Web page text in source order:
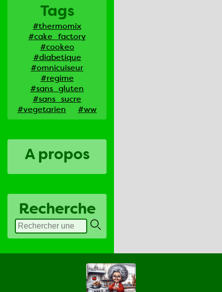
Tags
#thermomix
#cake_factory
#cookeo
#diabetique
#omnicuiseur
#regime
#sans_gluten
#sans_sucre
#vegetarien
#ww
A propos
Recherche